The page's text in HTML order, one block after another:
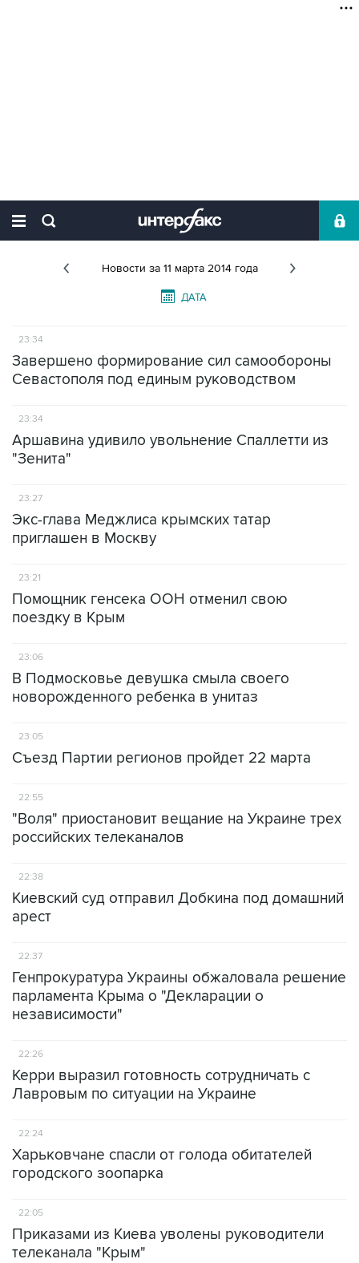
Новости за 11 марта 2014 года
ДАТА
23:34
Завершено формирование сил самообороны
Севастополя под единым руководством
23:34
Аршавина удивило увольнение Спаллетти из
"Зенита"
23:27
Экс-глава Меджлиса крымских татар
приглашен в Москву
23:21
Помощник генсека ООН отменил свою
поездку в Крым
23:06
В Подмосковье девушка смыла своего
новорожденного ребенка в унитаз
23:05
Съезд Партии регионов пройдет 22 марта
22:55
"Воля" приостановит вещание на Украине трех
российских телеканалов
22:38
Киевский суд отправил Добкина под домашний
арест
22:37
Генпрокуратура Украины обжаловала решение
парламента Крыма о "Декларации о
независимости"
22:26
Керри выразил готовность сотрудничать с
Лавровым по ситуации на Украине
22:24
Харьковчане спасли от голода обитателей
городского зоопарка
22:05
Приказами из Киева уволены руководители
телеканала "Крым"